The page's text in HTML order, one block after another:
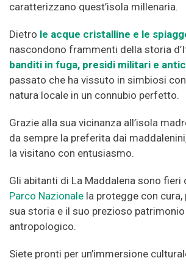
caratterizzano quest’isola millenaria.
Dietro le acque cristalline e le
nascondono frammenti della storia
banditi in fuga, presidi militari e
passato che ha vissuto in simbiosi
natura locale in un connubio perfetto.
Grazie alla sua vicinanza all’isola
da sempre la preferita dai
la visitano con entusiasmo.
Gli abitanti di La Maddalena sono fieri
Parco Nazionale la protegge con cura,
sua storia e il suo prezioso
antropologico.
Siete pronti per un’immersione